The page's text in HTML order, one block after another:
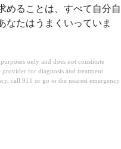
めることは、すべて自分自
なたはうまくいっていま
only and does not constitute
for diagnosis and treatment
call 911 or go to the nearest emergency